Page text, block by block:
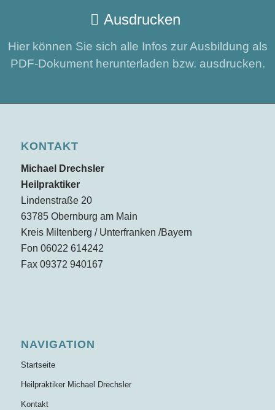
Ausdrucken
Hier können Sie sich alle Infos zur Ausbildung als
PDF-Dokument herunterladen bzw. ausdrucken.
KONTAKT
Michael Drechsler
Heilpraktiker
Lindenstraße 20
63785 Obernburg am Main
Kreis Miltenberg / Unterfranken /Bayern
Fon 06022 614242
Fax 09372 940167
NAVIGATION
Startseite
Heilpraktiker Michael Drechsler
Kontakt